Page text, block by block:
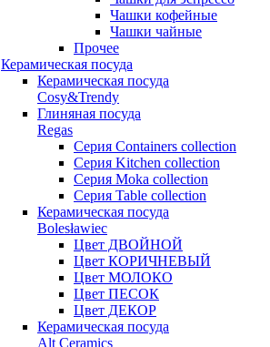
Чашки кофейные
Чашки чайные
Прочее
Керамическая посуда
Керамическая посуда
Cosy&Trendy
Глиняная посуда
Regas
Серия Containers collection
Серия Kitchen collection
Серия Moka collection
Серия Table collection
Керамическая посуда
Bolesławiec
Цвет ДВОЙНОЙ
Цвет КОРИЧНЕВЫЙ
Цвет МОЛОКО
Цвет ПЕСОК
Цвет ДЕКОР
Керамическая посуда
Alt Ceramics